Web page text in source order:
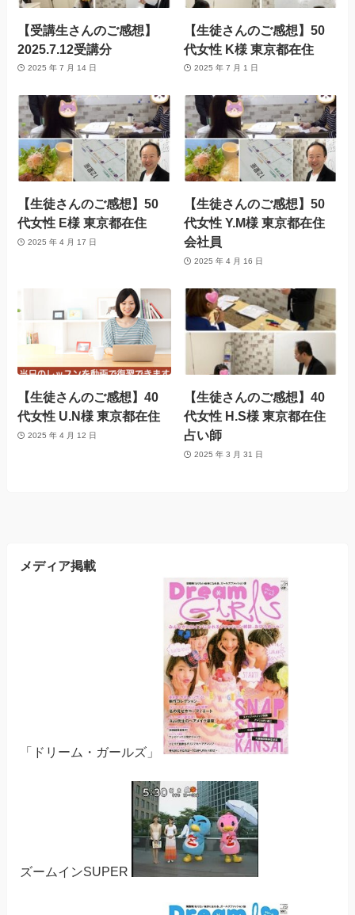
【受講生さんのご感想】
2025.7.12受講分
2025 年 7 月 14 日
【生徒さんのご感想】50
代女性 K様 東京都在住
2025 年 7 月 1 日
【生徒さんのご感想】50
代女性 E様 東京都在住
2025 年 4 月 17 日
【生徒さんのご感想】50
代女性 Y.M様 東京都在住
会社員
2025 年 4 月 16 日
【生徒さんのご感想】40
代女性 U.N様 東京都在住
2025 年 4 月 12 日
【生徒さんのご感想】40
代女性 H.S様 東京都在住
占い師
2025 年 3 月 31 日
メディア掲載
「ドリーム・ガールズ」
ズームインSUPER